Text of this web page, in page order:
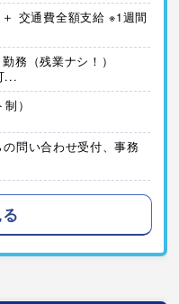
交通費全額支給 ※1週間
務（残業ナシ！）
...
）
問い合わせ受付、事務